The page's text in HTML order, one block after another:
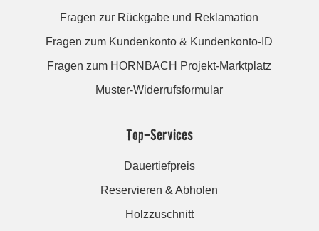
Fragen zur Rückgabe und Reklamation
Fragen zum Kundenkonto & Kundenkonto-ID
Fragen zum HORNBACH Projekt-Marktplatz
Muster-Widerrufsformular
Top-Services
Dauertiefpreis
Reservieren & Abholen
Holzzuschnitt